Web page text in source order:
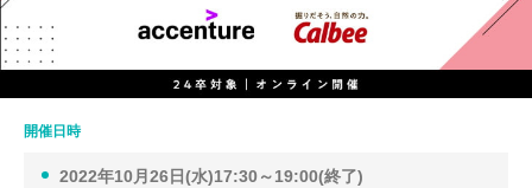
開催日時
2022年10月26日(水)17:30～19:00(終了)